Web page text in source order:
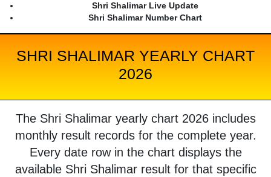
Shri Shalimar Live Update
Shri Shalimar Number Chart
SHRI SHALIMAR YEARLY CHART
2026
The Shri Shalimar yearly chart 2026 includes
monthly result records for the complete year.
Every date row in the chart displays the
available Shri Shalimar result for that specific